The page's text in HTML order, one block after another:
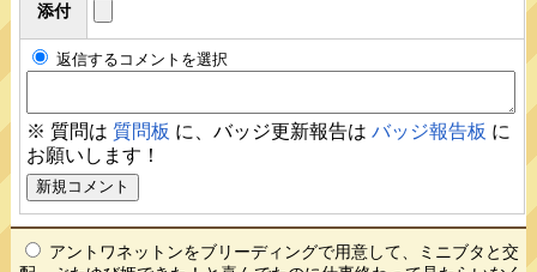
添付
返信するコメントを選択
※ 質問は 質問板 に、バッジ更新報告はバッジ報告板 に
お願いします！
アントワネットンをブリーディングで用意して、ミニブタと交